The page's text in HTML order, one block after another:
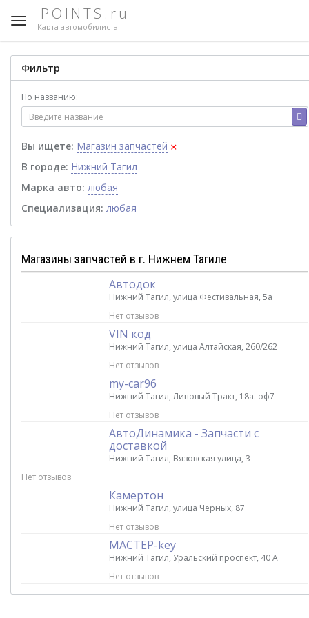
POINTS.ru
Карта автомобилиста
Фильтр
По названию:
Вы ищете: Магазин запчастей ×
В городе: Нижний Тагил
Марка авто: любая
Специализация: любая
Магазины запчастей в г. Нижнем Тагиле
Автодок
Нижний Тагил, улица Фестивальная, 5а
Нет отзывов
VIN код
Нижний Тагил, улица Алтайская, 260/262
Нет отзывов
my-car96
Нижний Тагил, Липовый Тракт, 18а. оф7
Нет отзывов
АвтоДинамика - Запчасти с
доставкой
Нижний Тагил, Вязовская улица, 3
Нет отзывов
Камертон
Нижний Тагил, улица Черных, 87
Нет отзывов
МАСТЕР-key
Нижний Тагил, Уральский проспект, 40 А
Нет отзывов